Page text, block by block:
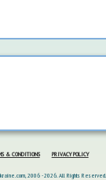
& CONDITIONS PRIVACY POLICY
2006 - 2026. All Rights Reserved.